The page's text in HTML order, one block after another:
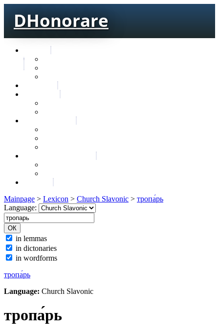
DHonorare
Mainpage > Lexicon > Church Slavonic > тропа́рь
Language:
in lemmas
in dictonaries
in wordforms
тропа́рь
Language: Church Slavonic
тропа́рь